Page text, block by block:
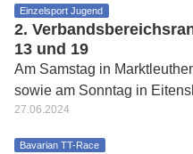
Einzelsport Jugend
2.
13 und 19
Am Samstag in
sowie am Sonntag in
27.06.2024
Bavarian TT-Race